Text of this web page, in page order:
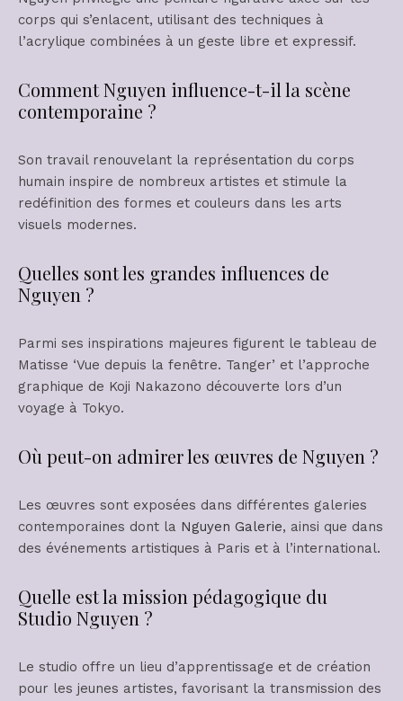
corps qui s’enlacent, utilisant des techniques à
l’acrylique combinées à un geste libre et expressif.
Comment Nguyen influence-t-il la scène
contemporaine ?
Son travail renouvelant la représentation du corps
humain inspire de nombreux artistes et stimule la
redéfinition des formes et couleurs dans les arts
visuels modernes.
Quelles sont les grandes influences de
Nguyen ?
Parmi ses inspirations majeures figurent le tableau de
Matisse ‘Vue depuis la fenêtre. Tanger’ et l’approche
graphique de Koji Nakazono découverte lors d’un
voyage à Tokyo.
Où peut-on admirer les œuvres de Nguyen ?
Les œuvres sont exposées dans différentes galeries
contemporaines dont la Nguyen Galerie, ainsi que dans
des événements artistiques à Paris et à l’international.
Quelle est la mission pédagogique du
Studio Nguyen ?
Le studio offre un lieu d’apprentissage et de création
pour les jeunes artistes, favorisant la transmission des